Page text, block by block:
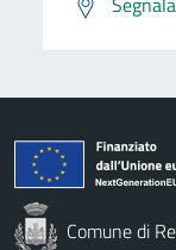
Comune di